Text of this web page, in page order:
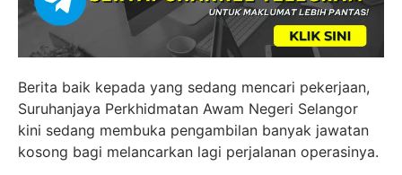
Berita baik kepada yang sedang mencari pekerjaan,
Suruhanjaya Perkhidmatan Awam Negeri Selangor
kini sedang membuka pengambilan banyak jawatan
kosong bagi melancarkan lagi perjalanan operasinya.